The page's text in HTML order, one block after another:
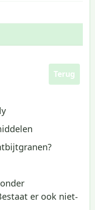
Terug
er ook niet-